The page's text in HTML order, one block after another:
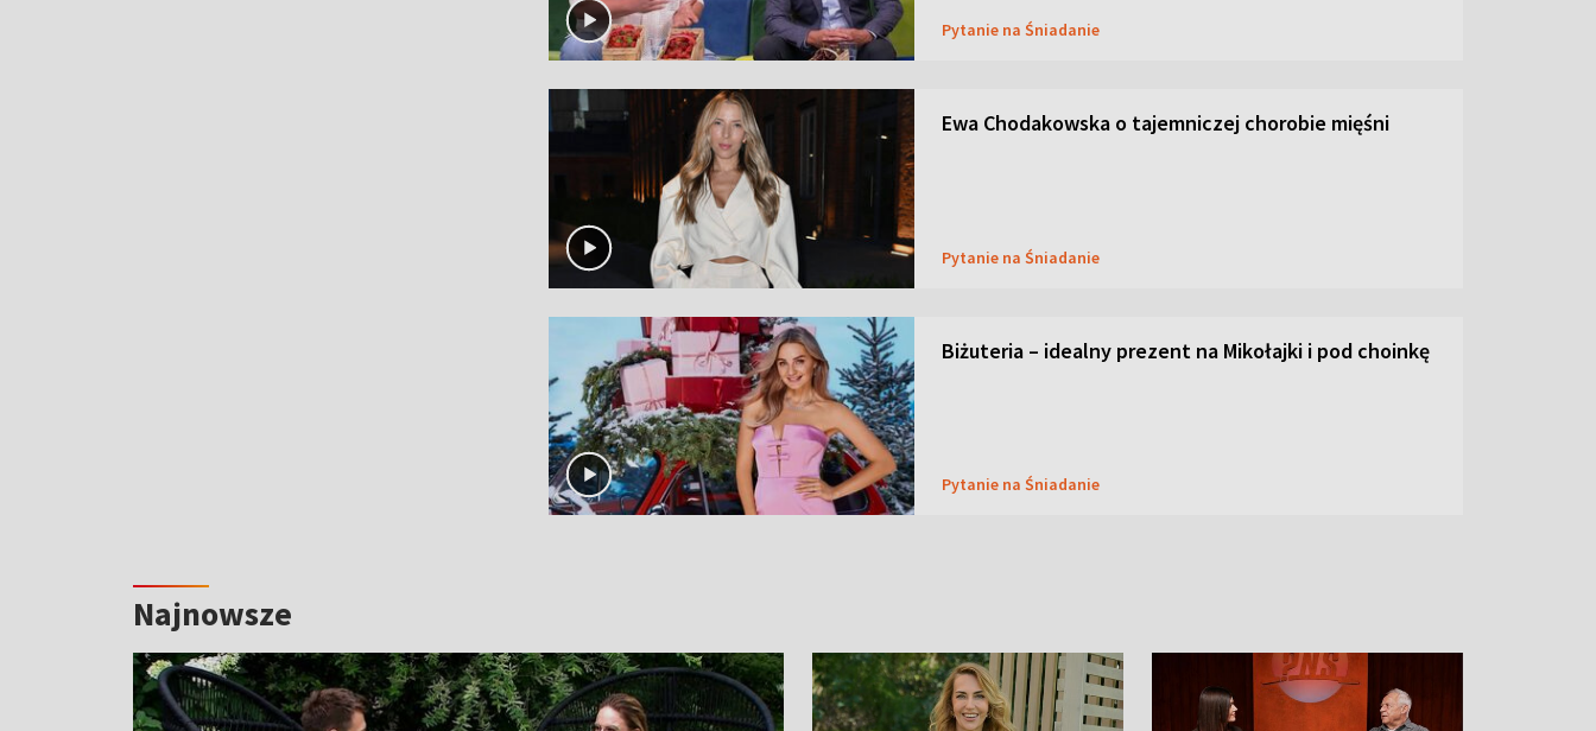
Pytanie na Śniadanie
Ewa Chodakowska o tajemniczej chorobie mięśni
Pytanie na Śniadanie
Biżuteria – idealny prezent na Mikołajki i pod choinkę
Pytanie na Śniadanie
Najnowsze